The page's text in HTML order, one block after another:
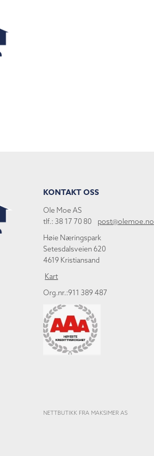
KONTAKT OSS
Ole Moe AS
tlf.: 38 17 70 80 post@olemoe.no
Høie Næringspark
Setesdalsveien 620
4619 Kristiansand
Kart
Org.nr.:911 389 487
NETTBUTIKK FRA MAKSIMER AS